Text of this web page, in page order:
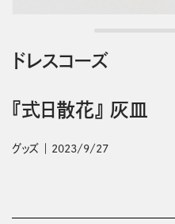
ドレスコーズ
『式日散花』 灰皿
グッズ 2023/9/27